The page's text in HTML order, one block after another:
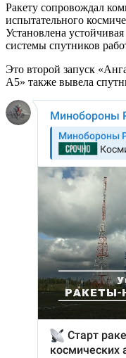
Ракету сопровождал
испытательного
Установлена
системы спутников
Это второй запуск
А5» также вывела